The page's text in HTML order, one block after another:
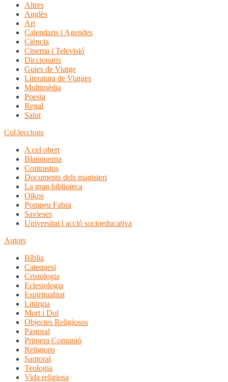
Altres
Anglès
Art
Calendaris i Agendes
Ciència
Cinema i Televisió
Diccionaris
Guies de Viatge
Literatura de Viatges
Multimèdia
Poesia
Regal
Salut
Col.leccions
A cel obert
Blanquerna
Contrastos
Documents dels magisteri
La gran biblioteca
Oikos
Pompeu Fabra
Savieses
Universitat i acció socioeducativa
Autors
Bíblia
Catequesi
Cristologia
Eclesiologia
Espiritualitat
Litúrgia
Mort i Dol
Objectes Religiosos
Pastoral
Primera Comunió
Religions
Santoral
Teologia
Vida religiosa